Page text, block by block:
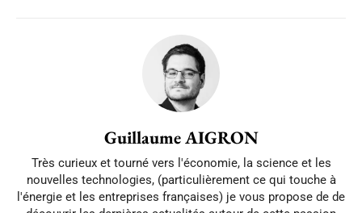
Guillaume AIGRON
Très curieux et tourné vers l'économie, la science et les
nouvelles technologies, (particulièrement ce qui touche à
l'énergie et les entreprises françaises) je vous propose de de